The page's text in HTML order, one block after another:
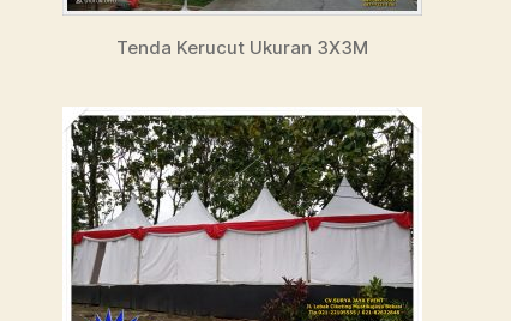
Tenda Kerucut Ukuran 3X3M